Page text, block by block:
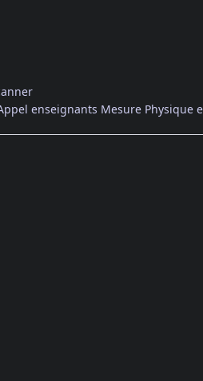
enseignants Mesure Physique